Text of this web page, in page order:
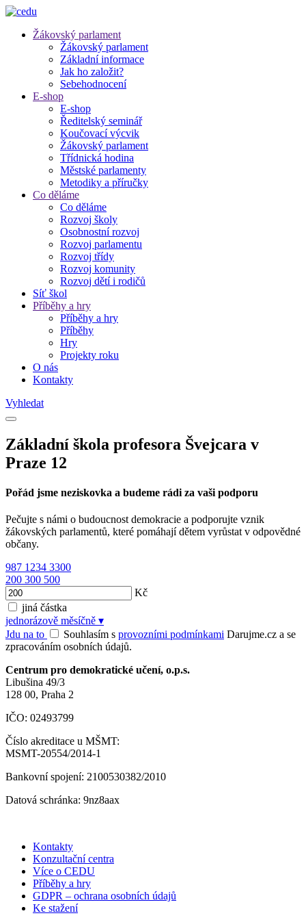
Žákovský parlament
Žákovský parlament
Základní informace
Jak ho založit?
Sebehodnocení
E-shop
E-shop
Ředitelský seminář
Koučovací výcvik
Žákovský parlament
Třídnická hodina
Městské parlamenty
Metodiky a příručky
Co děláme
Co děláme
Rozvoj školy
Osobnostní rozvoj
Rozvoj parlamentu
Rozvoj třídy
Rozvoj komunity
Rozvoj dětí i rodičů
Síť škol
Příběhy a hry
Příběhy a hry
Příběhy
Hry
Projekty roku
O nás
Kontakty
Vyhledat
Základní škola profesora Švejcara v
Praze 12
Pořád jsme neziskovka a budeme rádi za vaši podporu
Pečujte s námi o budoucnost demokracie a podporujte vznik
žákovských parlamentů, které pomáhají dětem vyrůstat v odpovědné
občany.
987 1234 3300
200 300 500
Kč
jiná částka
jednorázově měsíčně ▾
Jdu na to
Souhlasím s provozními podmínkami Darujme.cz a se
zpracováním osobních údajů.
Centrum pro demokratické učení, o.p.s.
Libušina 49/3
128 00, Praha 2
IČO: 02493799
Číslo akreditace u MŠMT:
MSMT-20554/2014-1
Bankovní spojení: 2100530382/2010
Datová schránka: 9nz8aax
Kontakty
Konzultační centra
Více o CEDU
Příběhy a hry
GDPR – ochrana osobních údajů
Ke stažení